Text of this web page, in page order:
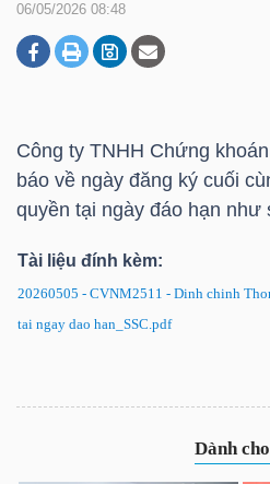
06/05/2026 08:48
Công ty TNHH Chứng khoán
báo về ngày đăng ký cuối
quyền tại ngày đáo hạn như
Tài liệu đính kèm:
20260505 - CVNM2511 - Dinh chinh
tai ngay dao han_SSC.pdf
DOANH
BẤT
SẢN